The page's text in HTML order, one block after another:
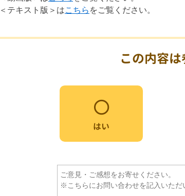
＜テキスト版＞はこちら をご覧ください。
この内容
はい